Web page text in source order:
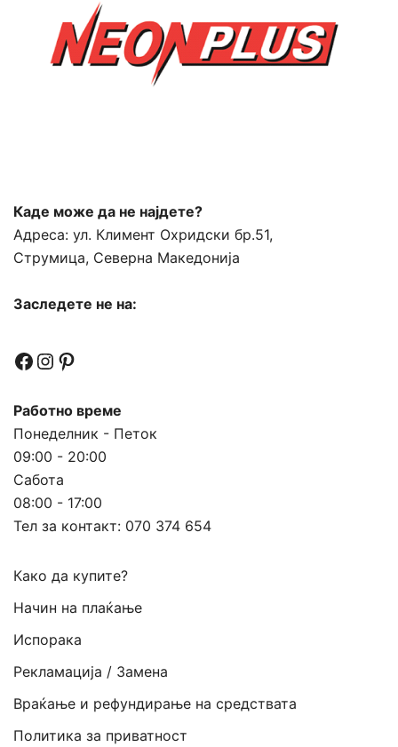
Каде може да не најдете?
Адреса: ул. Климент Охридски бр.51,
Струмица, Северна Македонија
Заследете не на:
Facebook
Instagram
Pinterest
Работно време
Понеделник - Петок
09:00 - 20:00
Сабота
08:00 - 17:00
Тел за контакт: 070 374 654
Како да купите?
Начин на плаќање
Испорака
Рекламација / Замена
Враќање и рефундирање на средствата
Политика за приватност